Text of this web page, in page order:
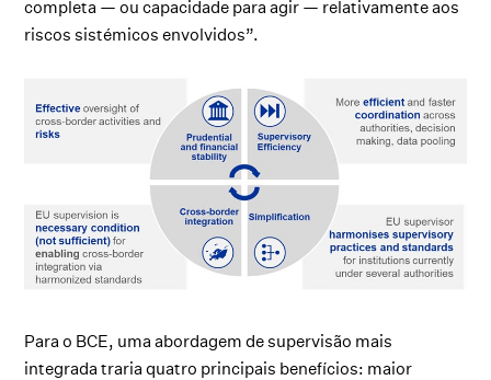
completa — ou capacidade para agir — relativamente aos
riscos sistémicos envolvidos”.
Para o BCE, uma abordagem de supervisão mais
integrada traria quatro principais benefícios: maior